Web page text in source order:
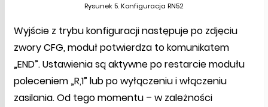
Rysunek 5. Konfiguracja RN52
Wyjście z trybu konfiguracji następuje po zdjęciu
zwory CFG, moduł potwierdza to komunikatem
„END”. Ustawienia są aktywne po restarcie modułu
poleceniem „R,1” lub po wyłączeniu i włączeniu
zasilania. Od tego momentu – w zależności